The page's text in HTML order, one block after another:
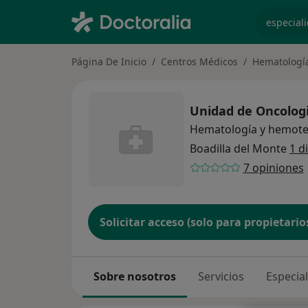
Página De Inicio Centros Médicos
Unidad de
Hematología y
Boadilla del Monte 1
7 opiniones
Solicitar acceso (solo para
Sobre nosotros Servicios